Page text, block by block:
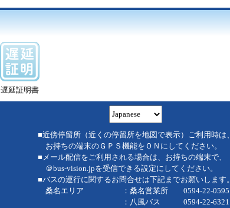
遅延証明書
■近傍停留所（近くの停留所を地図で表示）ご利用時は、
お持ちの端末のＧＰＳ機能をＯＮにしてください。
■メール配信をご利用される場合は、お持ちの端末で、
＠bus-vision.jpを受信できる設定にしてください。
■バスの運行に関するお問合せは下記までお願いします。
桑名エリア ：桑名営業所 0594-22-0595
：八風バス 0594-22-6321